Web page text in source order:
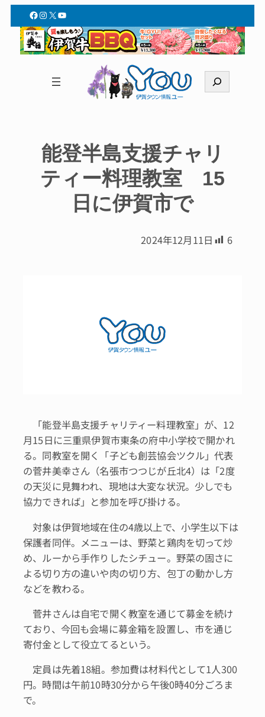
Facebook
Instagram
X YouTube
索
能登半島支援チャリ
ティー料理教室 15
日に伊賀市で
2024年12月11日 6
「能登半島支援チャリティー料理教室」が、12
月15日に三重県伊賀市東条の府中小学校で開かれ
る。同教室を開く「子ども創芸協会ツクル」代表
の菅井美幸さん（名張市つつじが丘北4）は「2度
の天災に見舞われ、現地は大変な状況。少しでも
協力できれば」と参加を呼び掛ける。
対象は伊賀地域在住の4歳以上で、小学生以下は
保護者同伴。メニューは、野菜と鶏肉を切って炒
め、ルーから手作りしたシチュー。野菜の固さに
よる切り方の違いや肉の切り方、包丁の動かし方
などを教わる。
菅井さんは自宅で開く教室を通じて募金を続け
ており、今回も会場に募金箱を設置し、市を通じ
寄付金として役立てるという。
定員は先着18組。参加費は材料代として1人300
円。時間は午前10時30分から午後0時40分ごろま
で。